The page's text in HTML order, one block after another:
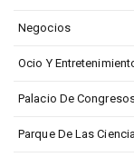
Negocios
Ocio Y
Palacio De
Parque De Las